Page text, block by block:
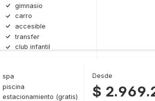
gimnasio
carro
accesible
transfer
club infantil
spa
piscina
estacionamiento (gratis)
Desde
$